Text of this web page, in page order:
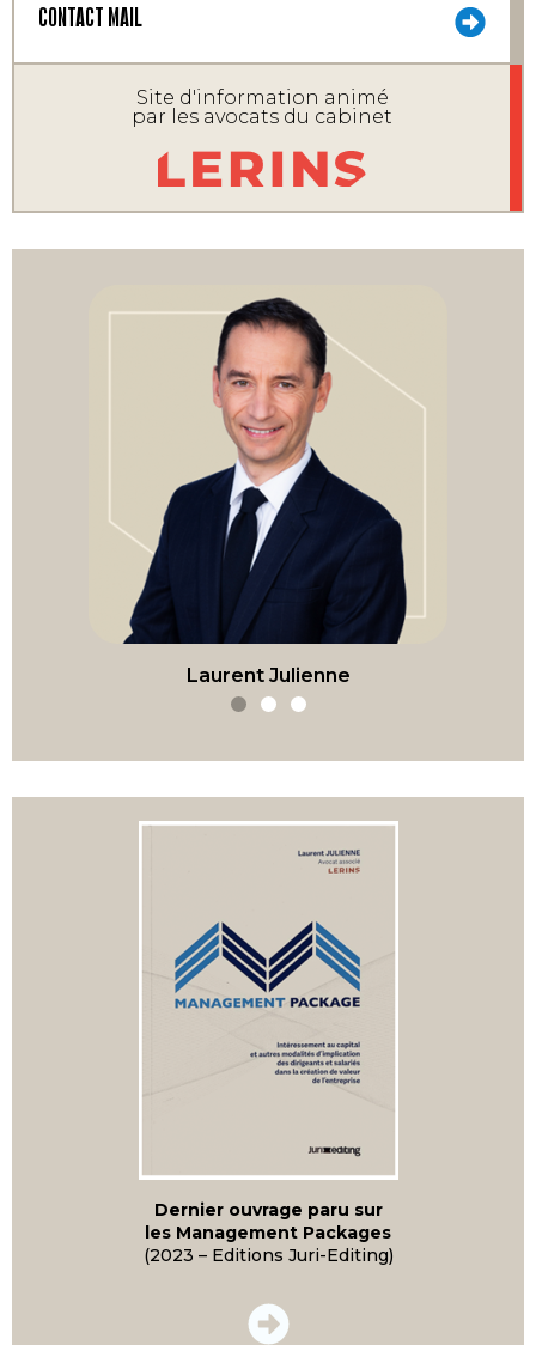
CONTACT MAIL
Site d'information animé
par les avocats du cabinet
Laurent Julienne
Dernier ouvrage paru sur
les Management Packages
(2023 – Editions Juri-Editing)